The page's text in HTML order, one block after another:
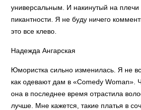
универсальным. И накинутый на плечи
пикантности. Я не буду ничего
это все клево.
Надежда Ангарская
Юмористка сильно изменилась. Я не
как одевают дам в «Comedy Woman».
она в последнее время отрастила
лучше. Мне кажется, такие платья в